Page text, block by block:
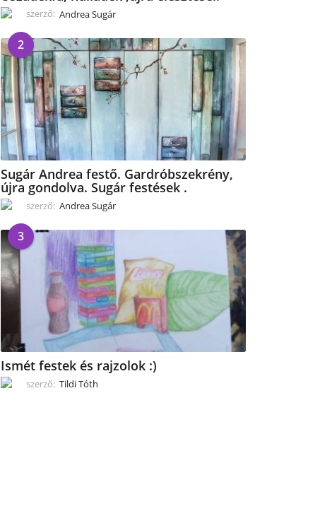
szerző: Andrea Sugár
2
Sugár Andrea festő. Gardróbszekrény,
újra gondolva. Sugár festések .
szerző: Andrea Sugár
3
Ismét festek és rajzolok :)
szerző: Tildi Tóth